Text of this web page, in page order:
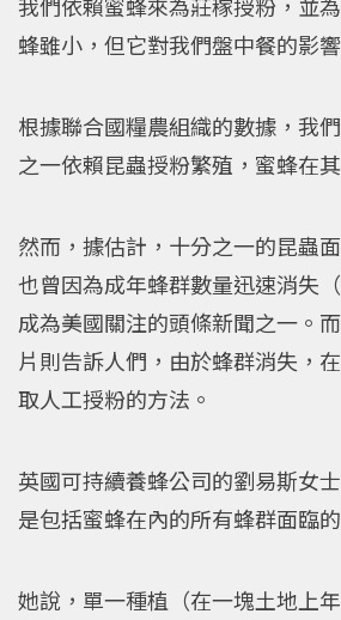
我們依賴蜜蜂來為莊稼授粉，並
蜂雖小，但它對我們盤中餐的影
根據聯合國糧農組織的數據，我
之一依賴昆蟲授粉繁殖，蜜蜂在
然而，據估計，十分之一的昆蟲
也曾因為成年蜂群數量迅速消失（
成為美國關注的頭條新聞之一。
片則告訴人們，由於蜂群消失，
取人工授粉的方法。
英國可持續養蜂公司的劉易斯女
是包括蜜蜂在內的所有蜂群面臨
她說，單一種植（在一塊土地上